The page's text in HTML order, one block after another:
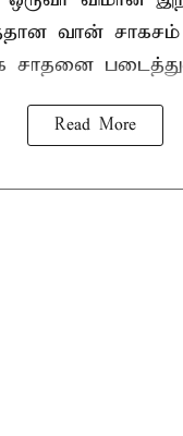
வான் சாகசம்
சாதனை
Read More